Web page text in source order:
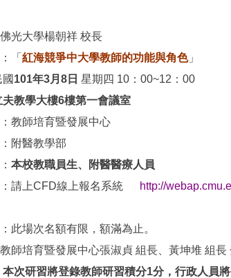
光大學楊朝祥 校長
「 紅海競爭中大學教師的功能與角色」
101年3月8日 星期四 10：00~12：00
夫教學大樓6樓第一會議室
教師培育暨發展中心
附醫教學部
本校教職員生、附醫醫療人員
：請上CFD線上報名系統
http://
此場次名額有限，額滿為止。
師培育暨發展中心張淑貞 組長、黃坤堆 組長
本次研習將登錄教師研習積分1分，行政人員